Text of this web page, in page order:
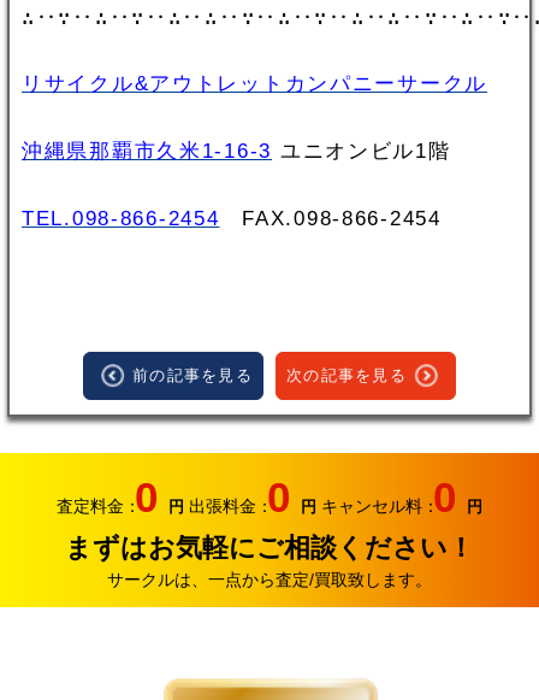
リサイクル&アウトレットカンパニーサークル
沖縄県那覇市久米1-16-3 ユニオンビル1階
TEL.098-866-2454 FAX.098‐866‐2454
前の記事を見る 次の記事を見る
査定料金：0 円 出張料金：0 円 キャンセル料：0 円
まずはお気軽にご相談ください！
サークルは、一点から査定/買取致します。